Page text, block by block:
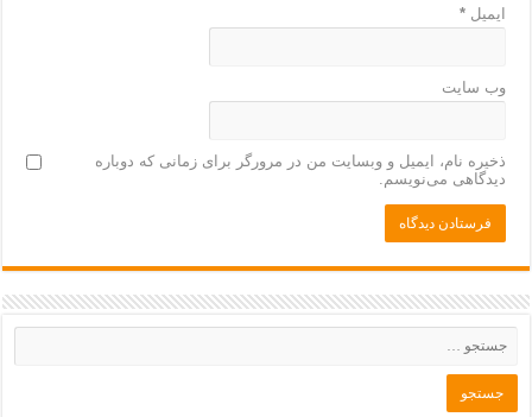
ایمیل*
وب‌ سایت
ذخیره نام، ایمیل و وبسایت من در مرورگر برای زمانی که دوباره
دیدگاهی می‌نویسم.